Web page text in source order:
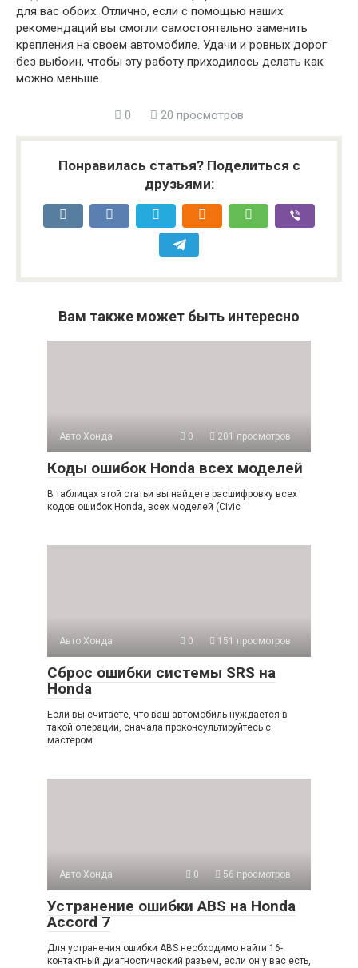
для вас обоих. Отлично, если с помощью наших
рекомендаций вы смогли самостоятельно заменить
крепления на своем автомобиле. Удачи и ровных дорог
без выбоин, чтобы эту работу приходилось делать как
можно меньше.
0 20 просмотров
Понравилась статья? Поделиться с
друзьями:
Вам также может быть интересно
Авто Хонда 0 201 просмотров
Коды ошибок Honda всех моделей
В таблицах этой статьи вы найдете расшифровку всех
кодов ошибок Honda, всех моделей (Civic
Авто Хонда 0 151 просмотров
Сброс ошибки системы SRS на
Honda
Если вы считаете, что ваш автомобиль нуждается в
такой операции, сначала проконсультируйтесь с
мастером
Авто Хонда 0 56 просмотров
Устранение ошибки ABS на Honda
Accord 7
Для устранения ошибки ABS необходимо найти 16-
контактный диагностический разъем, если он у вас есть,